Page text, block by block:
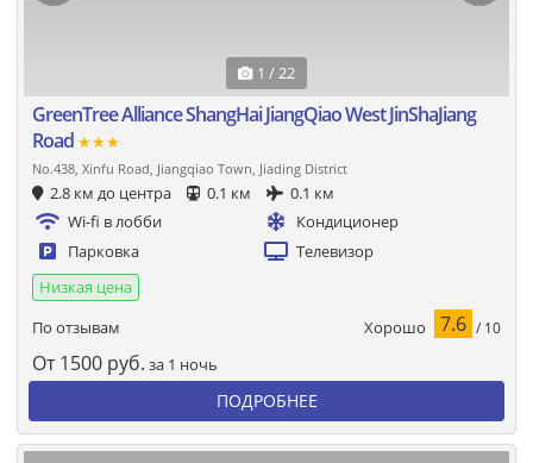
1 / 22
GreenTree Alliance ShangHai JiangQiao West JinShaJiang
Road ★★★
No.438, Xinfu Road, Jiangqiao Town, Jiading District
2.8 км до центра 0.1 км
0.1 км
Wi-fi в лобби
Кондиционер
Парковка
Телевизор
Низкая цена
По отзывам
Хорошо 7.6 / 10
От 1500 руб. за 1 ночь
ПОДРОБНЕЕ